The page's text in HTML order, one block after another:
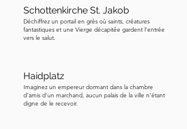
grandissante leur est devenue trop
petite et qu'une nouvelle mairie a été
construite le long de la grande
avant de continuer, jetez un dernier
regard à cette façade. Six figures,
s'étendant sur six siècles de l'identité
Schottenkirche St. Jakob
Déchiffrez un portail en grès où saints, créatures
fantastiques et une Vierge décapitée gardent l’entrée
vers le salut.
Haidplatz
Imaginez un empereur dormant dans la chambre
d’amis d’un marchand, aucun palais de la ville n’étant
digne de le recevoir.